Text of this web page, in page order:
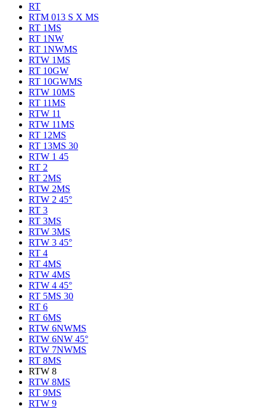
RT
RTM 013 S X MS
RT 1MS
RT 1NW
RT 1NWMS
RTW 1MS
RT 10GW
RT 10GWMS
RTW 10MS
RT 11MS
RTW 11
RTW 11MS
RT 12MS
RT 13MS 30
RTW 1 45
RT 2
RT 2MS
RTW 2MS
RTW 2 45°
RT 3
RT 3MS
RTW 3MS
RTW 3 45°
RT 4
RT 4MS
RTW 4MS
RTW 4 45°
RT 5MS 30
RT 6
RT 6MS
RTW 6NWMS
RTW 6NW 45°
RTW 7NWMS
RT 8MS
RTW 8
RTW 8MS
RT 9MS
RTW 9